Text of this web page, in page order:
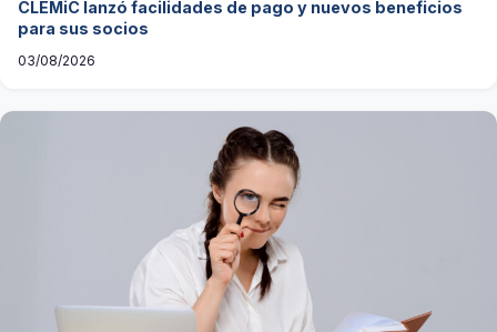
CLEMiC lanzó facilidades de pago y nuevos beneficios
para sus socios
03/08/2026